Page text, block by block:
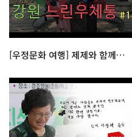
[우정문화 여행] 제제와 함께 떠나는 강원 느린 우체통